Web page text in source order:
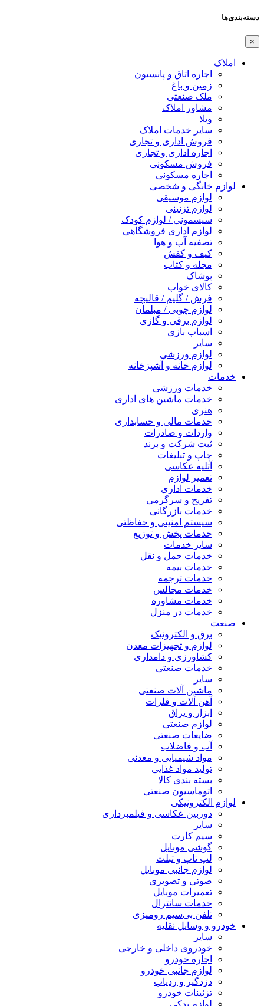
دسته‌بندی‌ها
×
املاک
اجاره اتاق و پانسیون
زمین و باغ
ملک صنعتی
مشاور املاک
ویلا
سایر خدمات املاک
فروش اداری و تجاری
اجاره اداری و تجاری
فروش مسکونی
اجاره مسکونی
لوازم خانگی و شخصی
لوازم موسیقی
لوازم تزئینی
سیسمونی / لوازم کودک
لوازم اداری فروشگاهی
تصفیه آب و هوا
کیف و کفش
مجله و کتاب
پوشاک
کالای خواب
فرش / گلیم / قالیچه
لوازم چوبی / مبلمان
لوازم برقی و گازی
اسباب بازی
سایر
لوازم ورزشی
لوازم خانه و آشپزخانه
خدمات
خدمات ورزشی
خدمات ماشین های اداری
هنری
خدمات مالی و حسابداری
واردات و صادرات
ثبت شرکت و برند
چاپ و تبلیغات
آتلیه عکاسی
تعمیر لوازم
خدمات اداری
تفریح و سرگرمی
خدمات بازرگانی
سیستم امنیتی و حفاظتی
خدمات پخش و توزیع
سایر خدمات
خدمات حمل و نقل
خدمات بیمه
خدمات ترجمه
خدمات مجالس
خدمات مشاوره
خدمات در منزل
صنعت
برق و الکترونیک
لوازم و تجهیزات معدن
کشاورزی و دامداری
خدمات صنعتی
سایر
ماشین آلات صنعتی
آهن آلات و فلزات
ابزار و یراق
لوازم صنعتی
ضایعات صنعتی
آب و فاضلاب
مواد شیمیایی و معدنی
تولید مواد غذایی
بسته بندی کالا
اتوماسیون صنعتی
لوازم الکترونیکی
دوربین عکاسی و فیلمبرداری
سایر
سیم کارت
گوشی موبایل
لپ تاپ و تبلت
لوازم جانبی موبایل
صوتی و تصویری
تعمیرات موبایل
خدمات سانترال
تلفن بی‌سیم رومیزی
خودرو و وسایل نقلیه
سایر
خودروی داخلی و خارجی
اجاره خودرو
لوازم جانبی خودرو
دزدگیر و ردیاب
تزئینات خودرو